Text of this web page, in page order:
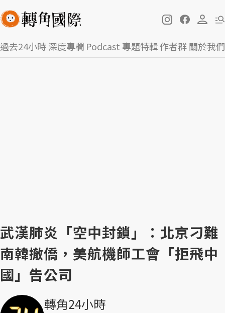
過去24小時深度專欄 Podcast 專題特輯作者群關於我們
武漢肺炎「空中封鎖」：北京刁難
南韓撤僑，美航機師工會「拒飛中
國」告公司
轉角24小時